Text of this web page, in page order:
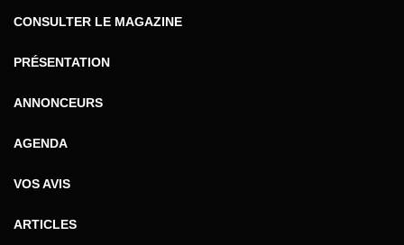
CONSULTER LE MAGAZINE
PRÉSENTATION
ANNONCEURS
AGENDA
VOS AVIS
ARTICLES